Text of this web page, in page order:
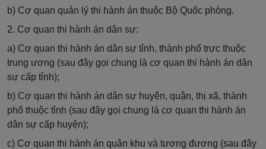
b) Cơ quan quản lý thi hành án thuộc Bộ Quốc phòng.
2. Cơ quan thi hành án dân sự:
a) Cơ quan thi hành án dân sự tỉnh, thành phố trực thuộc
trung ương (sau đây gọi chung là cơ quan thi hành án dân
sự cấp tỉnh);
b) Cơ quan thi hành án dân sự huyện, quận, thị xã, thành
phố thuộc tỉnh (sau đây gọi chung là cơ quan thi hành án
dân sự cấp huyện);
c) Cơ quan thi hành án quân khu và tương đương (sau đây